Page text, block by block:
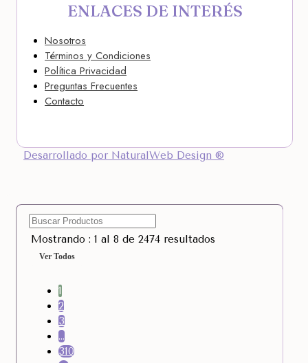
ENLACES DE INTERÉS
Nosotros
Términos y Condiciones
Política Privacidad
Preguntas Frecuentes
Contacto
Desarrollado por NaturalWeb Design ®
Mostrando : 1 al 8 de 2474 resultados
Ver Todos
1
2
3
…
310